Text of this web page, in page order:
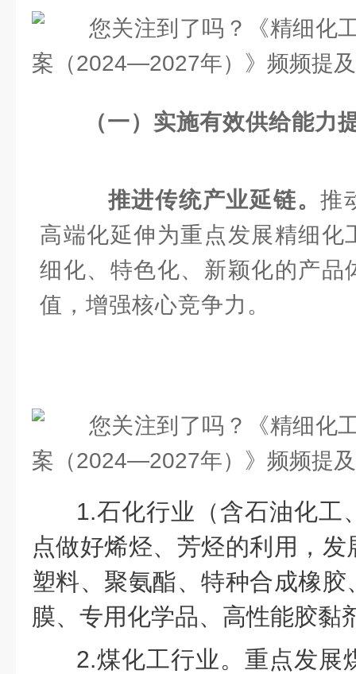
（一）实施有效供给能力
推进传统产业延链。推
高端化延伸为重点发展精细化
细化、特色化、新颖化的产品
值，增强核心竞争力。
1.石化行业（含石油化工
点做好烯烃、芳烃的利用，
塑料、聚氨酯、特种合成橡
膜、专用化学品、高性能胶黏
2.煤化工行业。重点发展